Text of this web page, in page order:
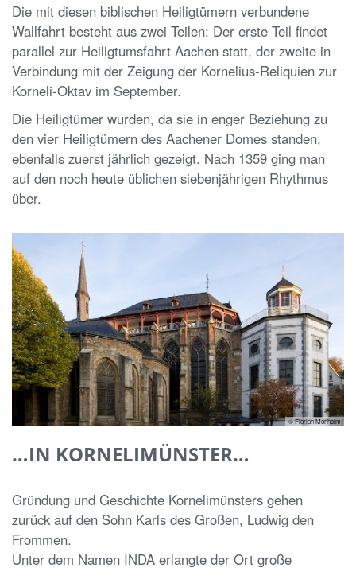
Die mit diesen biblischen Heiligtümern verbundene
Wallfahrt besteht aus zwei Teilen: Der erste Teil findet
parallel zur Heiligtumsfahrt Aachen statt, der zweite in
Verbindung mit der Zeigung der Kornelius-Reliquien zur
Korneli-Oktav im September.
Die Heiligtümer wurden, da sie in enger Beziehung zu
den vier Heiligtümern des Aachener Domes standen,
ebenfalls zuerst jährlich gezeigt. Nach 1359 ging man
auf den noch heute üblichen siebenjährigen Rhythmus
über.
© Florian Monheim
…IN KORNELIMÜNSTER…
Gründung und Geschichte Kornelimünsters gehen
zurück auf den Sohn Karls des Großen, Ludwig den
Frommen.
Unter dem Namen INDA erlangte der Ort große